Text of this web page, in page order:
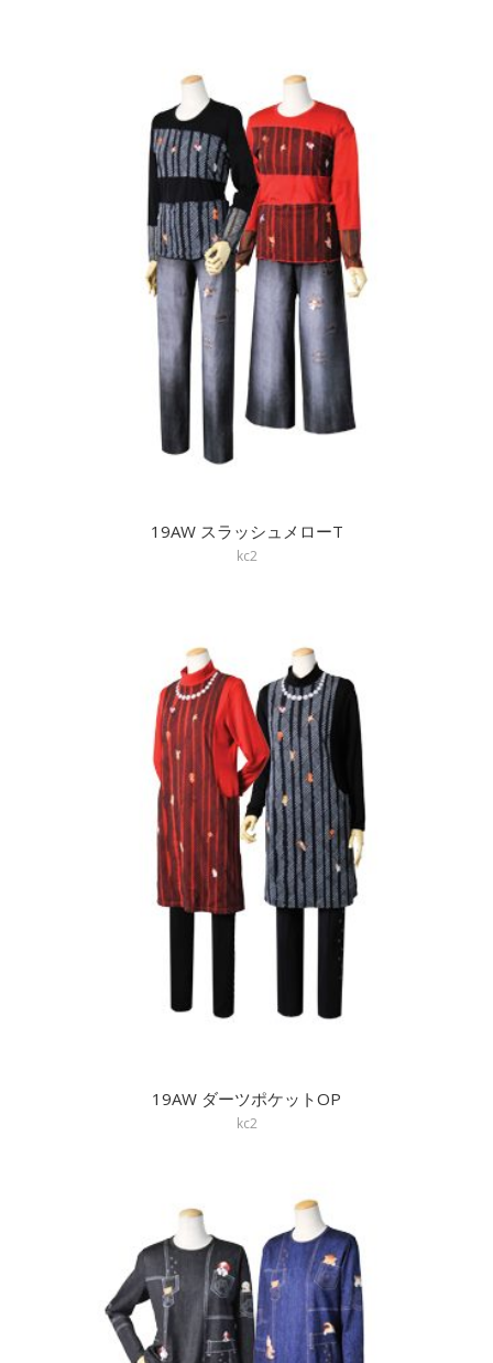
19AW スラッシュメローT
kc2
19AW ダーツポケットOP
kc2